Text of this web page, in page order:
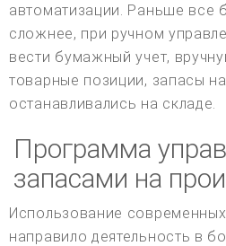
автоматизации. Раньше все
сложнее, при ручном
вести бумажный учет,
товарные позиции, запасы
останавливались на складе.
Программа
запасами на
Использование
направило деятельность в